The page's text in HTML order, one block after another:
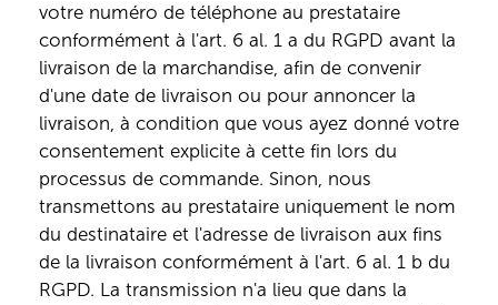
votre numéro de téléphone au prestataire
conformément à l'art. 6 al. 1 a du RGPD avant la
livraison de la marchandise, afin de convenir
d'une date de livraison ou pour annoncer la
livraison, à condition que vous ayez donné votre
consentement explicite à cette fin lors du
processus de commande. Sinon, nous
transmettons au prestataire uniquement le nom
du destinataire et l'adresse de livraison aux fins
de la livraison conformément à l'art. 6 al. 1 b du
RGPD. La transmission n'a lieu que dans la